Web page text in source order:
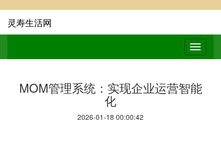
灵寿生活网
MOM管理系统：实现企业运营智能
化
2026-01-18 00:00:42